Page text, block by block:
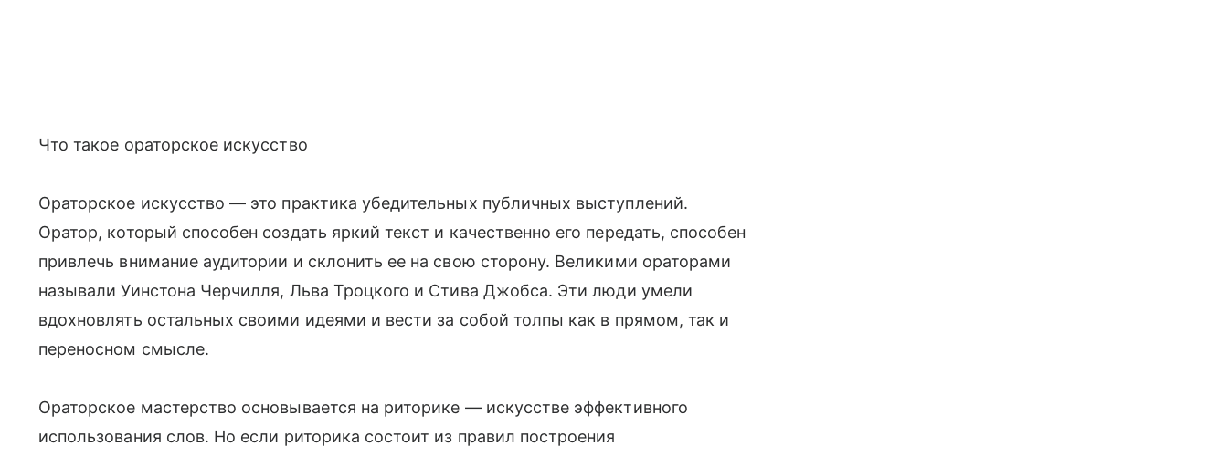
Что такое ораторское искусство
Ораторское искусство — это практика убедительных публичных выступлений.
Оратор, который способен создать яркий текст и качественно его передать, способен
привлечь внимание аудитории и склонить ее на свою сторону. Великими ораторами
называли Уинстона Черчилля, Льва Троцкого и Стива Джобса. Эти люди умели
вдохновлять остальных своими идеями и вести за собой толпы как в прямом, так и
переносном смысле.
Ораторское мастерство основывается на риторике — искусстве эффективного
использования слов. Но если риторика состоит из правил построения